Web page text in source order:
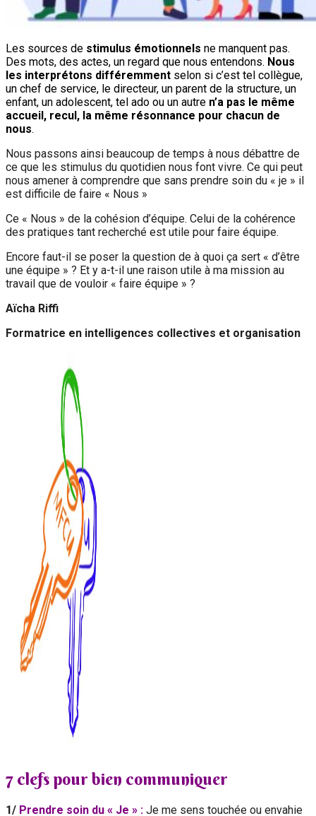
Les sources de stimulus émotionnels ne manquent pas.
Des mots, des actes, un regard que nous entendons. N ous
les interprétons différemment selon si c’est tel collègue,
un chef de service, le directeur, un parent de la structure, un
enfant, un adolescent, tel ado ou un autre n’a pas le même
accueil, recul, la même résonnance pour chacun de
nous.
Nous passons ainsi beaucoup de temps à nous débattre de
ce que les stimulus du quotidien nous font vivre. Ce qui peut
nous amener à comprendre que sans prendre soin du « je » il
est difficile de faire « Nous »
Ce « Nous » de la cohésion d’équipe. Celui de la cohérence
des pratiques tant recherché est utile pour faire équipe.
Encore faut-il se poser la question de à quoi ça sert « d’être
une équipe » ? Et y a-t-il une raison utile à ma mission au
travail que de vouloir « faire équipe » ?
Aïcha Riffi
Formatrice en intelligences collectives et organisation
7 clefs pour bien communiquer
‍1/ Prendre soin du « Je » : Je me sens touchée ou envahie